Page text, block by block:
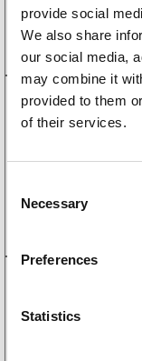
provide social
We also share
our social media,
may combine it
provided to them
of their services.
Necessary
Preferences
Statistics
1095004
Bromstrumma
1998kr(1598kr exkl.
kompaktlager